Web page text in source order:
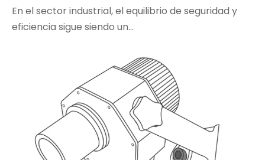
En el sector industrial, el equilibrio de seguridad y
eficiencia sigue siendo un...